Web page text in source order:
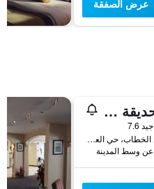
عرض الصفقة
شركة حديقة لينا للشقق المخدومة الخبر
جيد 7.6
شارع زيد بن الخطاب، حي العليا، الخبر، المملكة العربية السعودية, الخبر, المملكة العربية السعودية